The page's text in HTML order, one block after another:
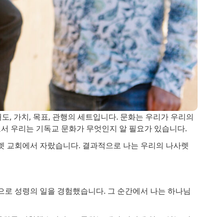
, 가치, 목표, 관행의 세트입니다. 문화는 우리가 우리의
우리는 기독교 문화가 무엇인지 알 필요가 있습니다.
교회에서 자랐습니다. 결과적으로 나는 우리의 나사렛
성령의 일을 경험했습니다. 그 순간에서 나는 하나님